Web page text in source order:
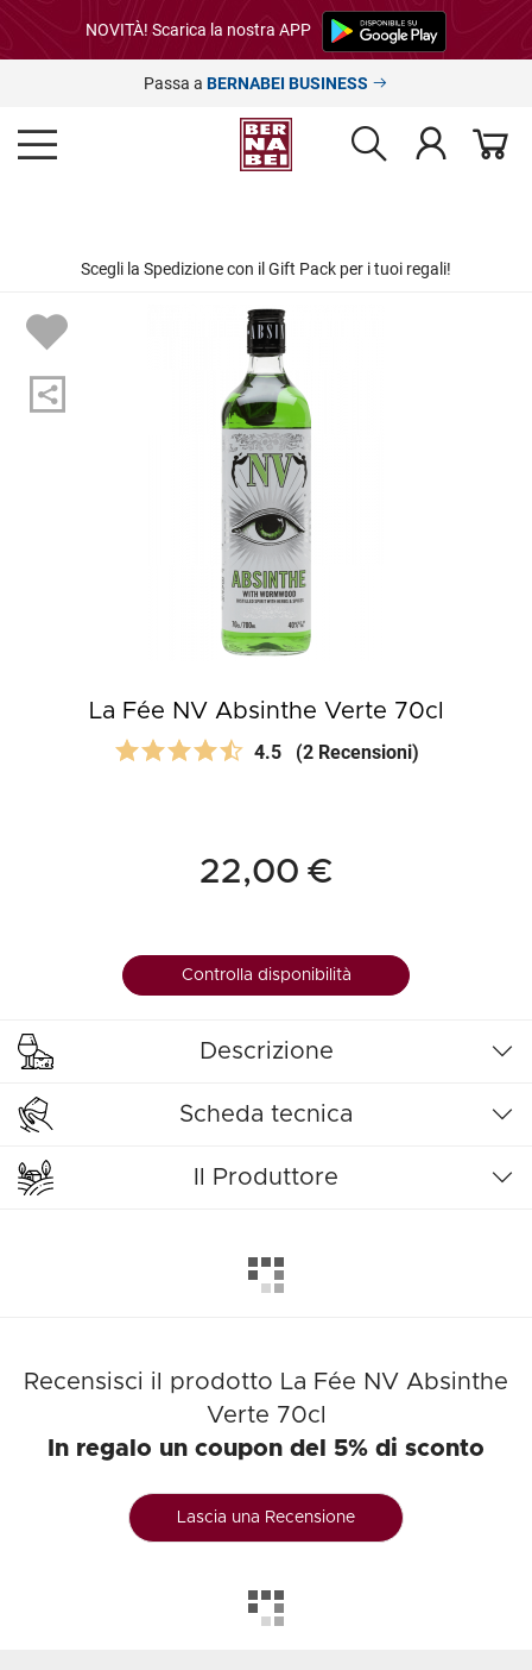
NOVITÀ! Scarica la nostra APP
Passa a BERNABEI BUSINESS
Scegli la Spedizione con il Gift Pack per i tuoi regali!
La Fée NV Absinthe Verte 70cl
4.5 (2 Recensioni)
22,00 €
Controlla disponibilità
Descrizione
Scheda tecnica
Il Produttore
Recensisci il prodotto La Fée NV Absinthe
Verte 70cl
In regalo un coupon del 5% di sconto
Lascia una Recensione